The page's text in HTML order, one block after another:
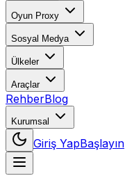
Oyun Proxy
Sosyal Medya
Ülkeler
Araçlar
RehberBlog
Kurumsal
Giriş YapBaşlayın